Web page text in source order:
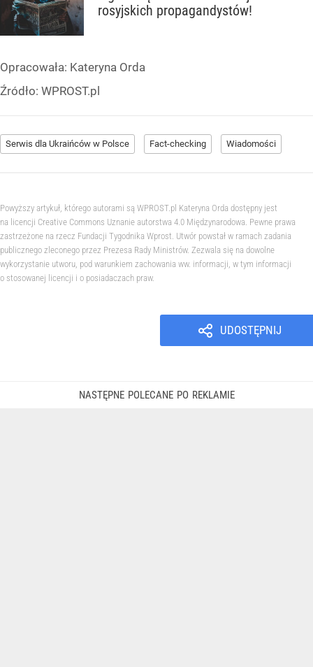
rosyjskich propagandystów!
Opracowała: Kateryna Orda
Źródło: WPROST.pl
Serwis dla Ukraińców w Polsce Fact-checking Wiadomości
Powyższy artykuł, którego autorami są WPROST.pl Kateryna Orda dostępny jest
na licencji Creative Commons Uznanie autorstwa 4.0 Międzynarodowa. Pewne prawa
zastrzeżone na rzecz Fundacji Tygodnika Wprost. Utwór powstał w ramach zadania
publicznego zleconego przez Prezesa Rady Ministrów. Zezwala się na dowolne
wykorzystanie utworu, pod warunkiem zachowania ww. informacji, w tym informacji
o stosowanej licencji i o posiadaczach praw.
UDOSTĘPNIJ